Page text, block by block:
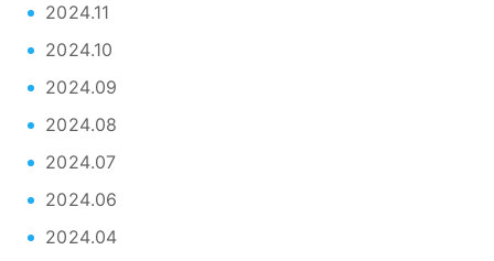
2024.11
2024.10
2024.09
2024.08
2024.07
2024.06
2024.04